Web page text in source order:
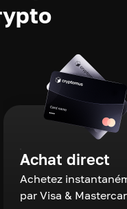
Achat direct
Achetez
par Visa &